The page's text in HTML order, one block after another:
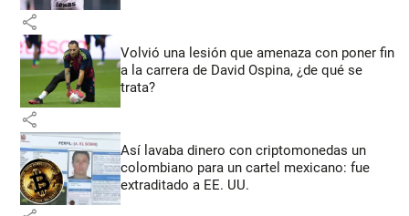
share
Volvió una lesión que amenaza con poner fin
a la carrera de David Ospina, ¿de qué se
trata?
share
Así lavaba dinero con criptomonedas un
colombiano para un cartel mexicano: fue
extraditado a EE. UU.